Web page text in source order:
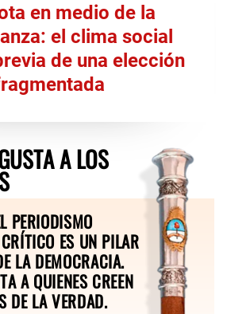
en medio de la
el clima social
de una elección
A LOS
PERIODISMO
ES UN PILAR
LA DEMOCRACIA.
A QUIENES CREEN
DE LA VERDAD.